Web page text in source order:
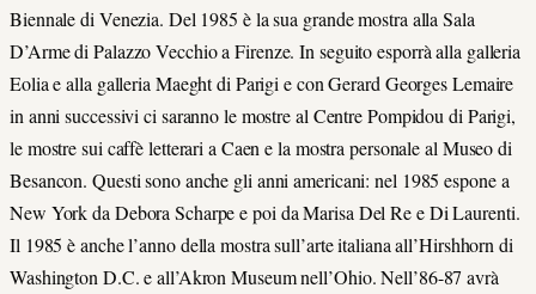
Biennale di Venezia. Del 1985 è la sua grande mostra alla Sala
D’Arme di Palazzo Vecchio a Firenze. In seguito esporrà alla galleria
Eolia e alla galleria Maeght di Parigi e con Gerard Georges Lemaire
in anni successivi ci saranno le mostre al Centre Pompidou di Parigi,
le mostre sui caffè letterari a Caen e la mostra personale al Museo di
Besancon. Questi sono anche gli anni americani: nel 1985 espone a
New York da Debora Scharpe e poi da Marisa Del Re e Di Laurenti.
Il 1985 è anche l’anno della mostra sull’arte italiana all’Hirshhorn di
Washington D.C. e all’Akron Museum nell’Ohio. Nell’86-87 avrà